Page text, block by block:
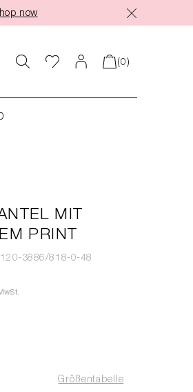
now
(0)
MIT
PRINT
3886/818-0-48
Größentabelle